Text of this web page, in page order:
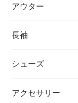
アウター
長袖
シューズ
アクセサリー